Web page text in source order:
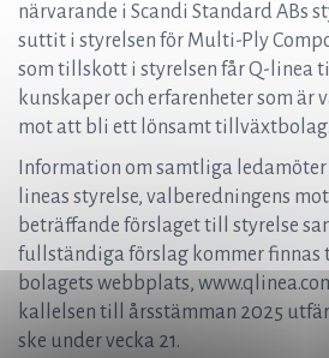
närvarande i Scandi Standard ABs
suttit i styrelsen för Multi-Ply
som tillskott i styrelsen får Q-linea
kunskaper och erfarenheter som är
mot att bli ett lönsamt tillväxtbolag.
Information om samtliga
lineas styrelse, valberedningens
beträffande förslaget till styrelse
fullständiga förslag kommer
bolagets webbplats,
kallelsen till årsstämman 2025
ske under vecka 21.